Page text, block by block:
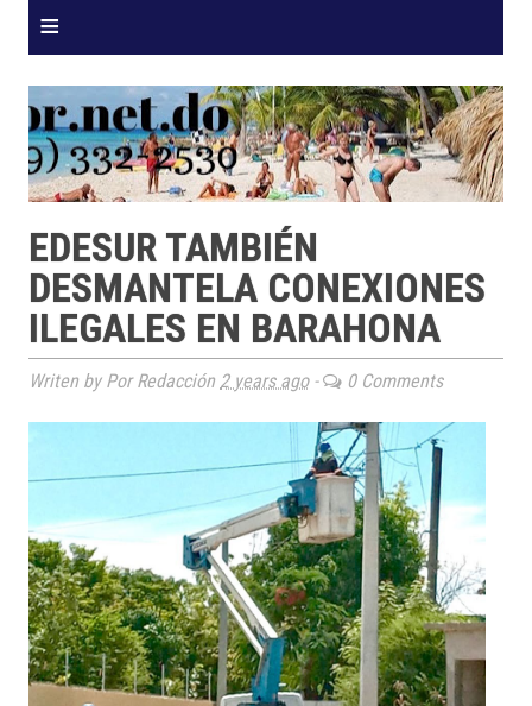
≡
EDESUR TAMBIÉN
DESMANTELA CONEXIONES
ILEGALES EN BARAHONA
Writen by Por Redacción 2 years ago- 0 Comments